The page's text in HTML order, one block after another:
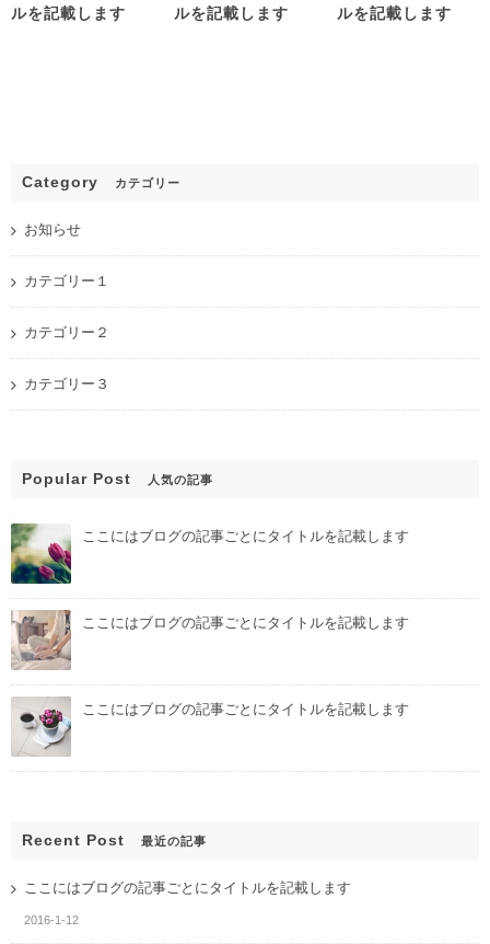
ルを記載します
ルを記載します
ルを記載します
Category カテゴリー
お知らせ
カテゴリー１
カテゴリー２
カテゴリー３
Popular Post 人気の記事
ここにはブログの記事ごとにタイトルを記載します
ここにはブログの記事ごとにタイトルを記載します
ここにはブログの記事ごとにタイトルを記載します
Recent Post 最近の記事
ここにはブログの記事ごとにタイトルを記載します
2016-1-12